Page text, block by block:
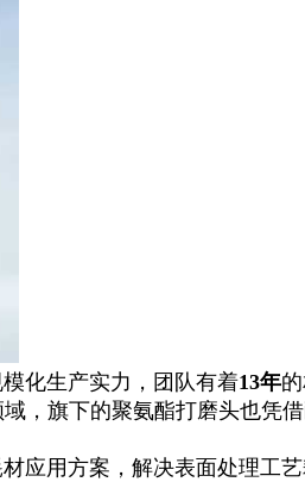
化生产实力，团队有着13年
，旗下的聚氨酯打磨头也凭
用方案，解决表面处理工艺